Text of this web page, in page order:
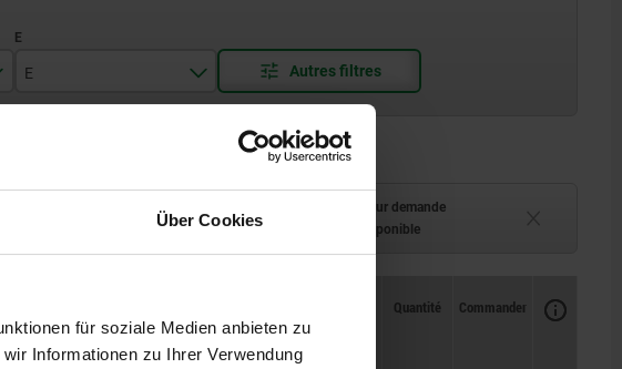
Über Cookies
für soziale Medien anbieten zu
Informationen zu Ihrer Verwendung
E
Expédié immédiatement (en stock)
Délai de livraison sur demande
Expédition sous 1 à 2 semaines
Actuellement indisponible
H
Prix
Quantité Commander